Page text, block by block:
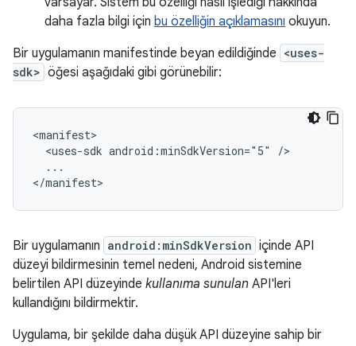
daha fazla bilgi için bu özelliğin açıklamasını okuyun.
Bir uygulamanın manifestinde beyan edildiğinde <uses-
sdk> öğesi aşağıdaki gibi görünebilir:
<uses-sdk android:minSdkVersion="5"
...
</manifest>
Bir uygulamanın android:minSdkVersion içinde API
düzeyi bildirmesinin temel nedeni, Android sistemine
belirtilen API düzeyinde kullanıma sunulan API'leri
kullandığını bildirmektir.
Uygulama, bir şekilde daha düşük API düzeyine sahip bir